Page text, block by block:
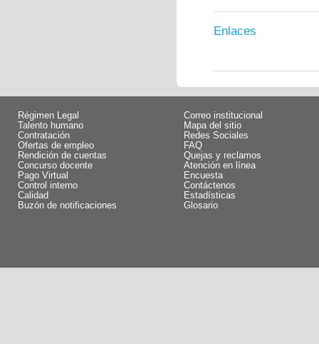
Enlaces
Régimen Legal
Talento humano
Contratación
Ofertas de empleo
Rendición de cuentas
Concurso docente
Pago Virtual
Control interno
Calidad
Buzón de notificaciones
Correo institucional
Mapa del sitio
Redes Sociales
FAQ
Quejas y reclamos
Atención en línea
Encuesta
Contáctenos
Estadísticas
Glosario